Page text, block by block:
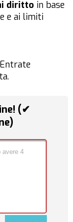
diritto in base
e ai limiti
(✔